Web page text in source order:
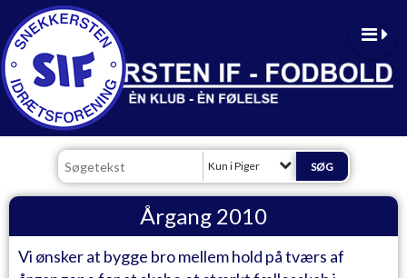
Kun i Piger
Årgang 2010
Vi ønsker at bygge bro mellem hold på tværs af